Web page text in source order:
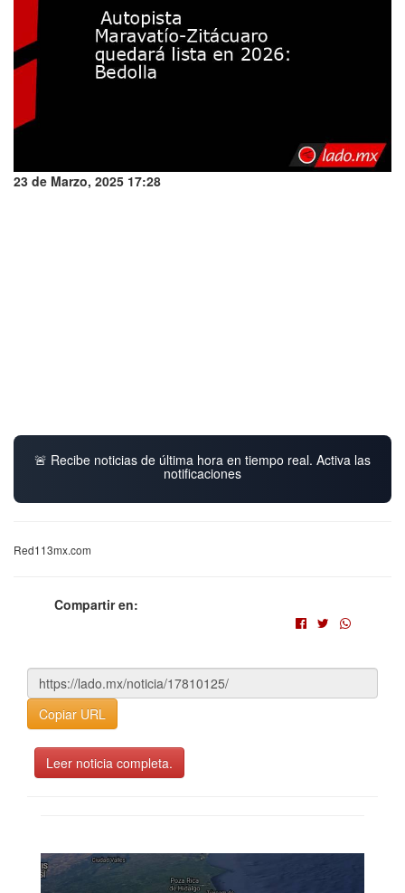
23 de Marzo, 2025 17:28
🚨 Recibe noticias de última hora en tiempo real. Activa las
notificaciones
Red113mx.com
Compartir en:
Copiar URL
Leer noticia completa.